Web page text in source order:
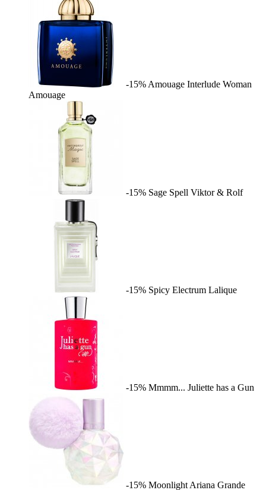
-15% Amouage Interlude Woman
Amouage
-15% Sage Spell Viktor & Rolf
-15% Spicy Electrum Lalique
-15% Mmmm... Juliette has a Gun
-15% Moonlight Ariana Grande